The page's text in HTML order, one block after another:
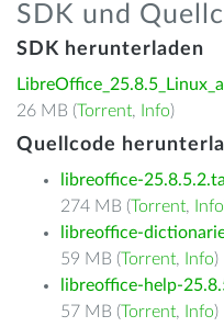
SDK und
SDK herunterladen
26 MB (Torrent, Info)
Quellcode
libreoffice-
274 MB (Torrent, Info
libreoffice-
59 MB (Torrent, Info)
libreoffice-help-
57 MB (Torrent, Info)